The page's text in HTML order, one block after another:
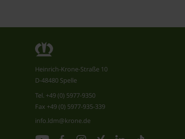
Heinrich-Krone-Straße 10
D-48480 Spelle
Tel. +49 (0) 5977-9350
Fax +49 (0) 5977-935-339
info.ldm@krone.de